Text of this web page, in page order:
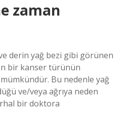
zaman
derin yağ bezi gibi görünen
bir kanser türünün
Bu nedenle yağ
ve/veya ağrıya neden
bir doktora